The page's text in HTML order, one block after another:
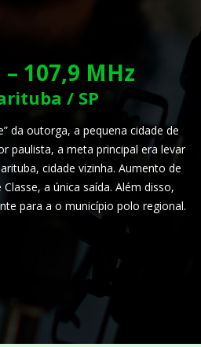
– 107,9 MHz
/ SP
da outorga, a pequena cidade de
paulista, a meta principal era levar
cidade vizinha. Aumento de
a única saída. Além disso,
para a o município polo regional.